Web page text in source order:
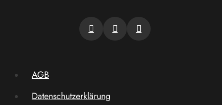
AGB
Datenschutzerklärung